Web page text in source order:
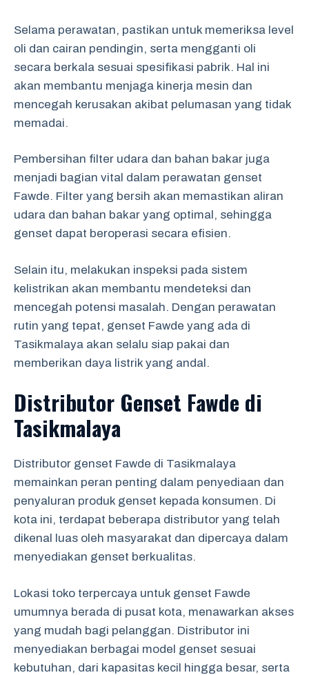
Selama perawatan, pastikan untuk memeriksa level
oli dan cairan pendingin, serta mengganti oli
secara berkala sesuai spesifikasi pabrik. Hal ini
akan membantu menjaga kinerja mesin dan
mencegah kerusakan akibat pelumasan yang tidak
memadai.
Pembersihan filter udara dan bahan bakar juga
menjadi bagian vital dalam perawatan genset
Fawde. Filter yang bersih akan memastikan aliran
udara dan bahan bakar yang optimal, sehingga
genset dapat beroperasi secara efisien.
Selain itu, melakukan inspeksi pada sistem
kelistrikan akan membantu mendeteksi dan
mencegah potensi masalah. Dengan perawatan
rutin yang tepat, genset Fawde yang ada di
Tasikmalaya akan selalu siap pakai dan
memberikan daya listrik yang andal.
Distributor Genset Fawde di
Tasikmalaya
Distributor genset Fawde di Tasikmalaya
memainkan peran penting dalam penyediaan dan
penyaluran produk genset kepada konsumen. Di
kota ini, terdapat beberapa distributor yang telah
dikenal luas oleh masyarakat dan dipercaya dalam
menyediakan genset berkualitas.
Lokasi toko terpercaya untuk genset Fawde
umumnya berada di pusat kota, menawarkan akses
yang mudah bagi pelanggan. Distributor ini
menyediakan berbagai model genset sesuai
kebutuhan, dari kapasitas kecil hingga besar, serta